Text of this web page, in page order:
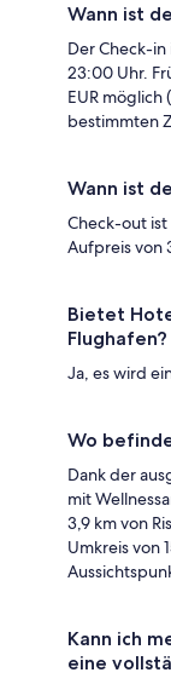
Wann ist
Der Check-
23:00 Uhr.
EUR möglich
bestimmten
Wann ist
Check-out ist
Aufpreis von
Bietet
Flughafen?
Ja, es wird
Wo
Dank der
mit
3,9 km von
Umkreis von
Kann ich
eine